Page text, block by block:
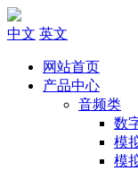
中文 英文
网站首页
产品中心
音频类
数
模
模